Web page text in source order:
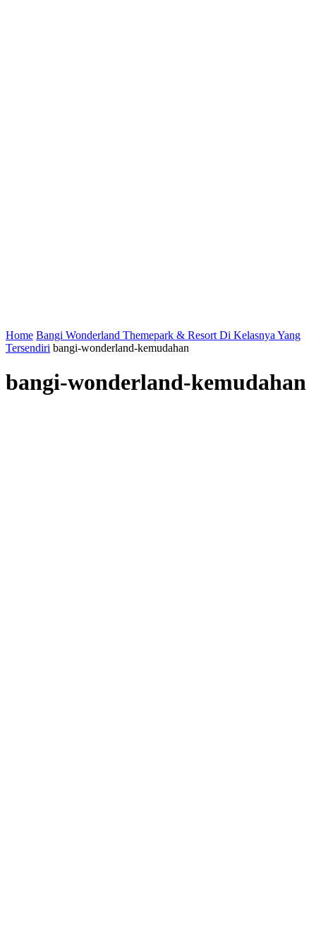
Home Bangi Wonderland Themepark & Resort Di Kelasnya Yang
Tersendiri bangi-wonderland-kemudahan
bangi-wonderland-kemudahan